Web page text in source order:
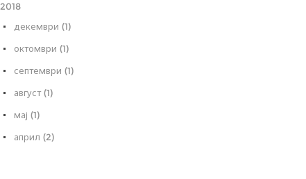
2018
декември (1)
октомври (1)
септември (1)
август (1)
мај (1)
април (2)